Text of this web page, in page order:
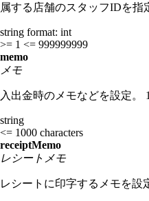
属する店舗のスタッフIDを指
string format: int
>= 1 <= 999999999
memo
メモ
入出金時のメモなどを設定。
string
<= 1000 characters
receiptMemo
レシートメモ
レシートに印字するメモを設